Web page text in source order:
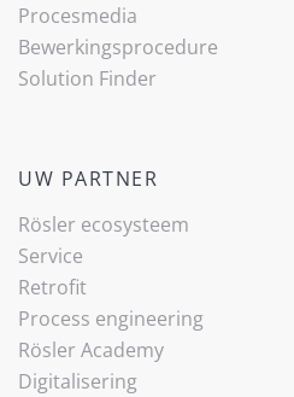
Procesmedia
Bewerkingsprocedure
Solution Finder
UW PARTNER
Rösler ecosysteem
Service
Retrofit
Process engineering
Rösler Academy
Digitalisering